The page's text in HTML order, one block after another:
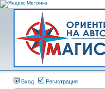
Вход Регистрация